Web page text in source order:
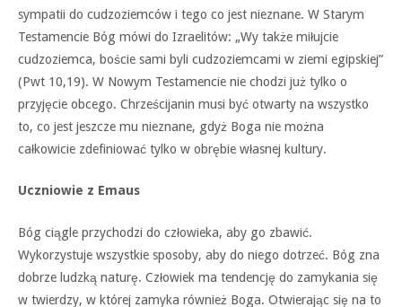
sympatii do cudzoziemców i tego co jest nieznane. W Starym
Testamencie Bóg mówi do Izraelitów: „Wy także miłujcie
cudzoziemca, boście sami byli cudzoziemcami w ziemi egipskiej”
(Pwt 10,19). W Nowym Testamencie nie chodzi już tylko o
przyjęcie obcego. Chrześcijanin musi być otwarty na wszystko
to, co jest jeszcze mu nieznane, gdyż Boga nie można
całkowicie zdefiniować tylko w obrębie własnej kultury.
Uczniowie z Emaus
Bóg ciągle przychodzi do człowieka, aby go zbawić.
Wykorzystuje wszystkie sposoby, aby do niego dotrzeć. Bóg zna
dobrze ludzką naturę. Człowiek ma tendencję do zamykania się
w twierdzy, w której zamyka również Boga. Otwierając się na to